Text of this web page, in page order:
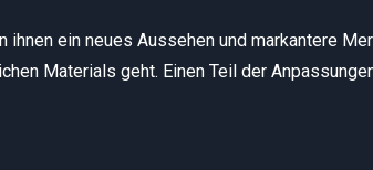
ihnen ein neues Aussehen und markantere
Materials geht. Einen Teil der